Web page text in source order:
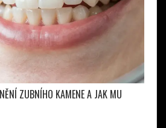
ZUBNÍHO KAMENE A JAK MU